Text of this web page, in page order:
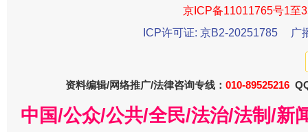
京ICP备11011765号1至
ICP许可证: 京B2-20251785
广
资料编辑/网络推广/法律咨询专线： 010-89525216
中国/公众/公共/全民/法治/法制/新